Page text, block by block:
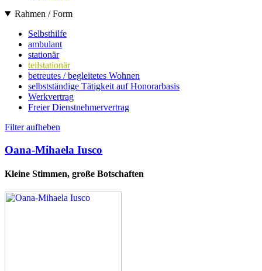
Rahmen / Form
Selbsthilfe
ambulant
stationär
teilstationär
betreutes / begleitetes Wohnen
selbstständige Tätigkeit auf Honorarbasis
Werkvertrag
Freier Dienstnehmervertrag
Filter aufheben
Oana-Mihaela Iusco
Kleine Stimmen, große Botschaften